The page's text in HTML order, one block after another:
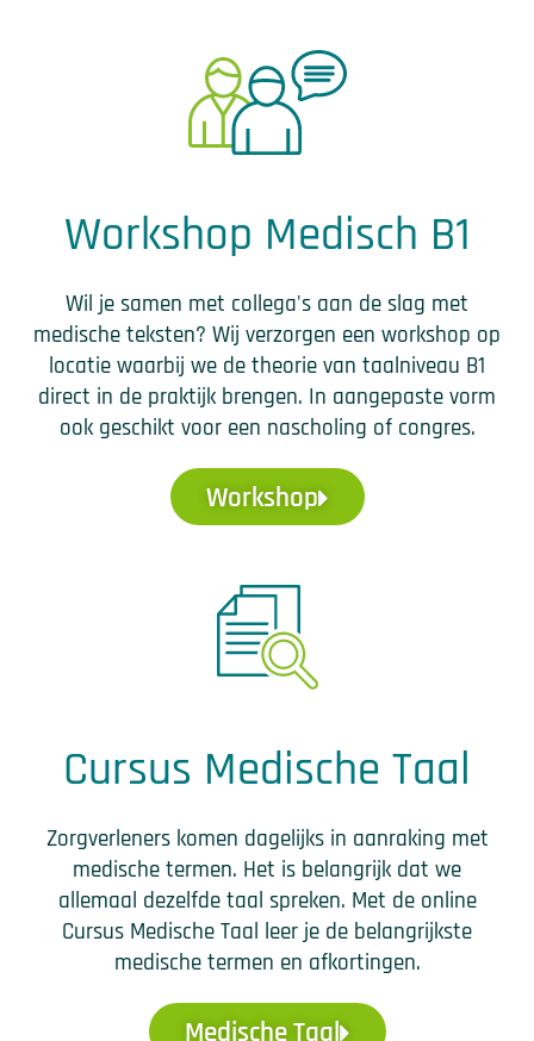
Workshop Medisch B1
Wil je samen met collega's aan de slag met
medische teksten? Wij verzorgen een workshop op
locatie waarbij we de theorie van taalniveau B1
direct in de praktijk brengen. In aangepaste vorm
ook geschikt voor een nascholing of congres.
Workshop
Cursus Medische Taal
Zorgverleners komen dagelijks in aanraking met
medische termen. Het is belangrijk dat we
allemaal dezelfde taal spreken. Met de online
Cursus Medische Taal leer je de belangrijkste
medische termen en afkortingen.
Medische Taal